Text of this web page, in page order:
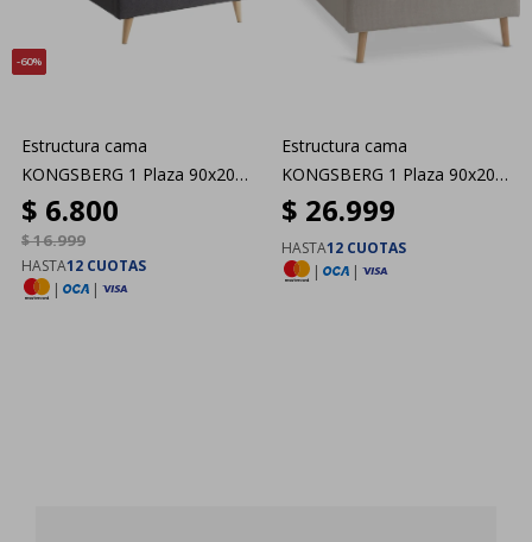
60
Estructura cama
KONGSBERG 1 Plaza 90x200
gris
$ 6.800
$16.999
HASTA12 CUOTAS
|
|
Estructura cama
KONGSBERG 1 Plaza 90x200
beige
$ 26.999
HASTA12 CUOTAS
|
|